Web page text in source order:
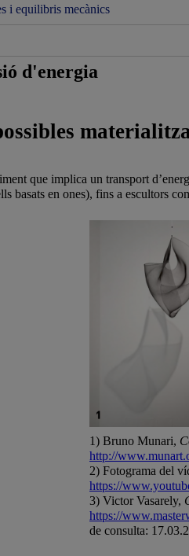
i equilibris mecànics
d'energia
que implica un transport
basats en ones), fins a escultors
1) Bruno Munari,
http://
2) Fotograma del
https://
3) Victor Vasarely,
https://
de consulta: